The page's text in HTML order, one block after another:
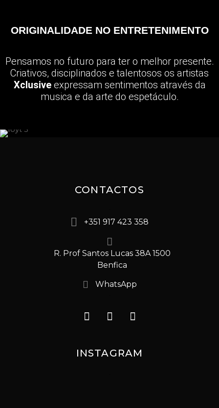
ORIGINALIDADE NO ENTRETENIMENTO
Pensamos no futuro para ter o melhor presente.
Criativos, disciplinados e talentosos os artistas
Xclusive expressam sentimentos através da
musica e da arte do espetáculo.
CONTACTOS
+351 917 423 358
R. Prof Santos Lucas 38A 1500
Benfica
WhatsApp
INSTAGRAM